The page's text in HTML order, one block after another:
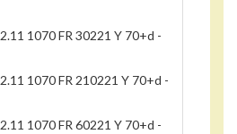
1070 FR 30221 Y 70+d -
1070 FR 210221 Y 70+d -
1070 FR 60221 Y 70+d -